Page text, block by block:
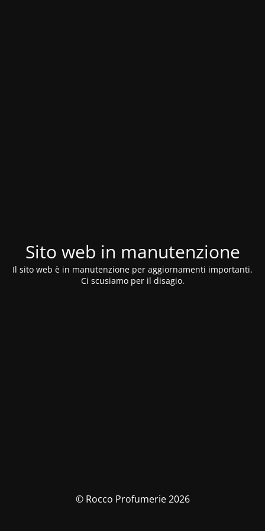
Sito web in manutenzione
Il sito web è in manutenzione per aggiornamenti importanti.
Ci scusiamo per il disagio.
© Rocco Profumerie 2026